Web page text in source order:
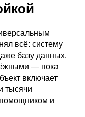
всё: систему
базу данных.
— пока
включает
тысячи
и